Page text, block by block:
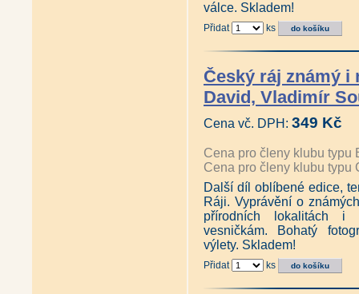
válce. Skladem!
Přidat ks
Český ráj známý i
David, Vladimír
Cena vč. DPH: 349 Kč
Cena pro členy klubu typu
Cena pro členy klubu typu
Další díl oblíbené edice,
Ráji. Vyprávění o
přírodních lokalitách i
vesničkám. Bohatý
výlety. Skladem!
Přidat ks